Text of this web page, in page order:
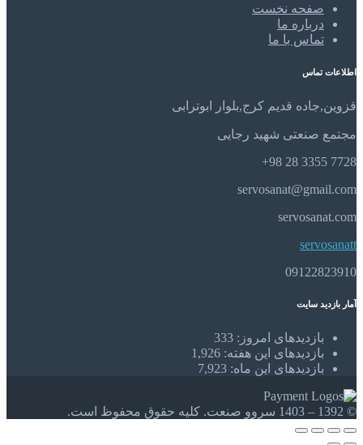
صفحه نخست
درباره ما
تماس با ما
اطلاعات تماس
قزوین,جاده قدیم کرج,بلوار ابوترابی
مجتمع صنعتی شهید رجایی
7728 3355 28 98+
servosanat@gmail.com
servosanat.com
servosanatt
09122823910
آمار بازدید سایت
بازدیدهای امروز: 333
بازدیدهای این هفته: 1,926
بازدیدهای این ماه: 7,923
© 1392 – 1403 سروو صنعت. کلیه حقوق محفوظ است.